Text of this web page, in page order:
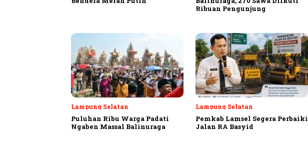
Ribuan Pengunjung
Lampung Selatan
Puluhan Ribu Warga Padati
Ngaben Massal Balinuraga
Lampung Selatan
Pemkab Lamsel Segera Perbaiki
Jalan RA Basyid